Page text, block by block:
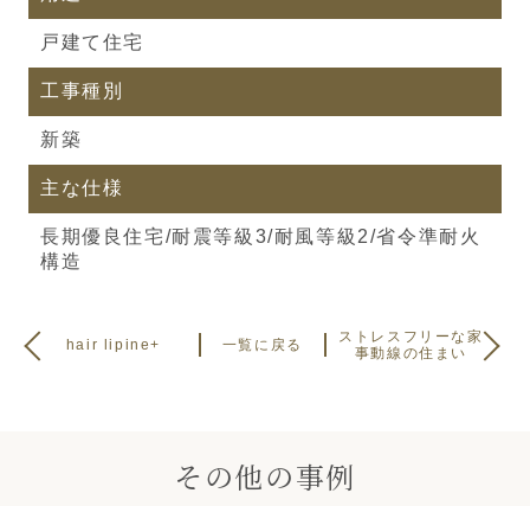
戸建て住宅
工事種別
新築
主な仕様
長期優良住宅/耐震等級3/耐風等級2/省令準耐火
構造
hair lipine+ 一覧に戻る
ストレスフリーな家
事動線の住まい
その他の事例